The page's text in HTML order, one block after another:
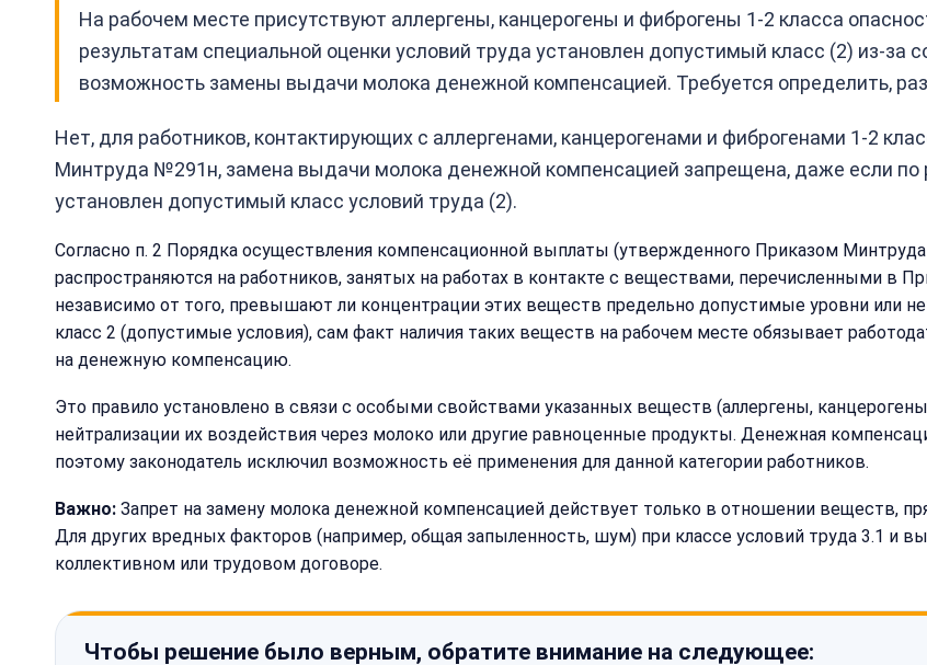
На рабочем месте присутствуют аллергены, канцерогены и фиброгены 1-2 класса
результатам специальной оценки условий труда установлен допустимый класс (2) из-
возможность замены выдачи молока денежной компенсацией. Требуется определить,
Нет, для работников, контактирующих с аллергенами, канцерогенами и фиброгенами 1-2
Минтруда №291н, замена выдачи молока денежной компенсацией запрещена, даже если по
установлен допустимый класс условий труда (2).
Согласно п. 2 Порядка осуществления компенсационной выплаты (утвержденного Приказом
распространяются на работников, занятых на работах в контакте с веществами, перечисленными в
независимо от того, превышают ли концентрации этих веществ предельно допустимые уровни или
класс 2 (допустимые условия), сам факт наличия таких веществ на рабочем месте обязывает
на денежную компенсацию.
Это правило установлено в связи с особыми свойствами указанных веществ (аллергены,
нейтрализации их воздействия через молоко или другие равноценные продукты. Денежная
поэтому законодатель исключил возможность её применения для данной категории работников.
Важно: Запрет на замену молока денежной компенсацией действует только в отношении веществ,
Для других вредных факторов (например, общая запыленность, шум) при классе условий труда 3.1 и
коллективном или трудовом договоре.
Чтобы решение было верным, обратите внимание на следующее: